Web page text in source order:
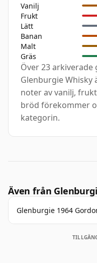
Vanilj
Frukt
Lätt
Banan
Malt
Gräs
Över 23
Glenburgie
noter av vanilj,
bröd förekommer
kategorin.
Även från
Glenburgie 1964